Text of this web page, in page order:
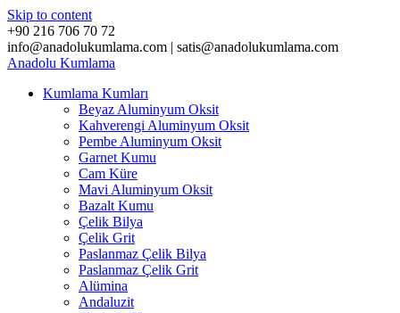
Skip to content
+90 216 706 70 72
info@anadolukumlama.com | satis@anadolukumlama.com
Anadolu Kumlama
Kumlama Kumları
Beyaz Aluminyum Oksit
Kahverengi Aluminyum Oksit
Pembe Aluminyum Oksit
Garnet Kumu
Cam Küre
Mavi Aluminyum Oksit
Bazalt Kumu
Çelik Bilya
Çelik Grit
Paslanmaz Çelik Bilya
Paslanmaz Çelik Grit
Alümina
Andaluzit